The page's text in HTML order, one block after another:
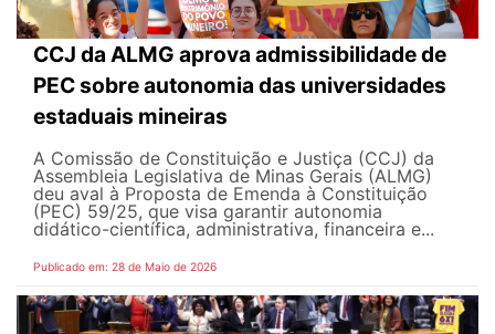
CCJ da ALMG aprova admissibilidade de
PEC sobre autonomia das universidades
estaduais mineiras
A Comissão de Constituição e Justiça (CCJ) da
Assembleia Legislativa de Minas Gerais (ALMG)
deu aval à Proposta de Emenda à Constituição
(PEC) 59/25, que visa garantir autonomia
didático-científica, administrativa, financeira e...
Publicado em: 28 de Maio de 2026